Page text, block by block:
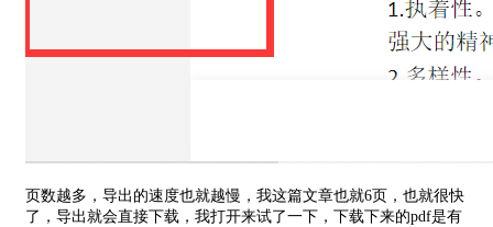
页数越多，导出的速度也就越慢，我这篇文章也就6页，也就很快
了，导出就会直接下载，我打开来试了一下，下载下来的pdf是有